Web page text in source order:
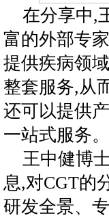
在分享中,
富的外部专
提供疾病领
整套服务,从
还可以提供
一站式服务
王中健博
息,对CGT的
研发全景、